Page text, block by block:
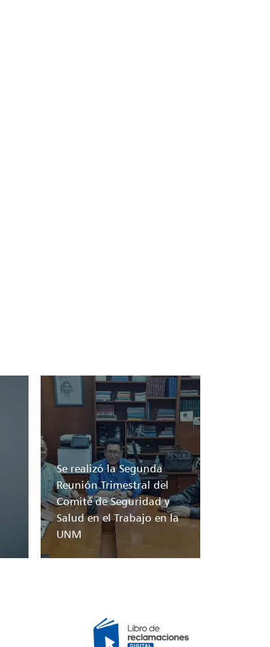
Se realizó la Segunda
Reunión Trimestral del
Comité de Seguridad y
Salud en el Trabajo en la
UNM